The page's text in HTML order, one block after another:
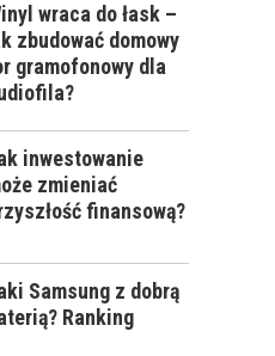
wraca do łask –
zbudować domowy
gramofonowy dla
inwestowanie
zmieniać
finansową?
Samsung z dobrą
Ranking